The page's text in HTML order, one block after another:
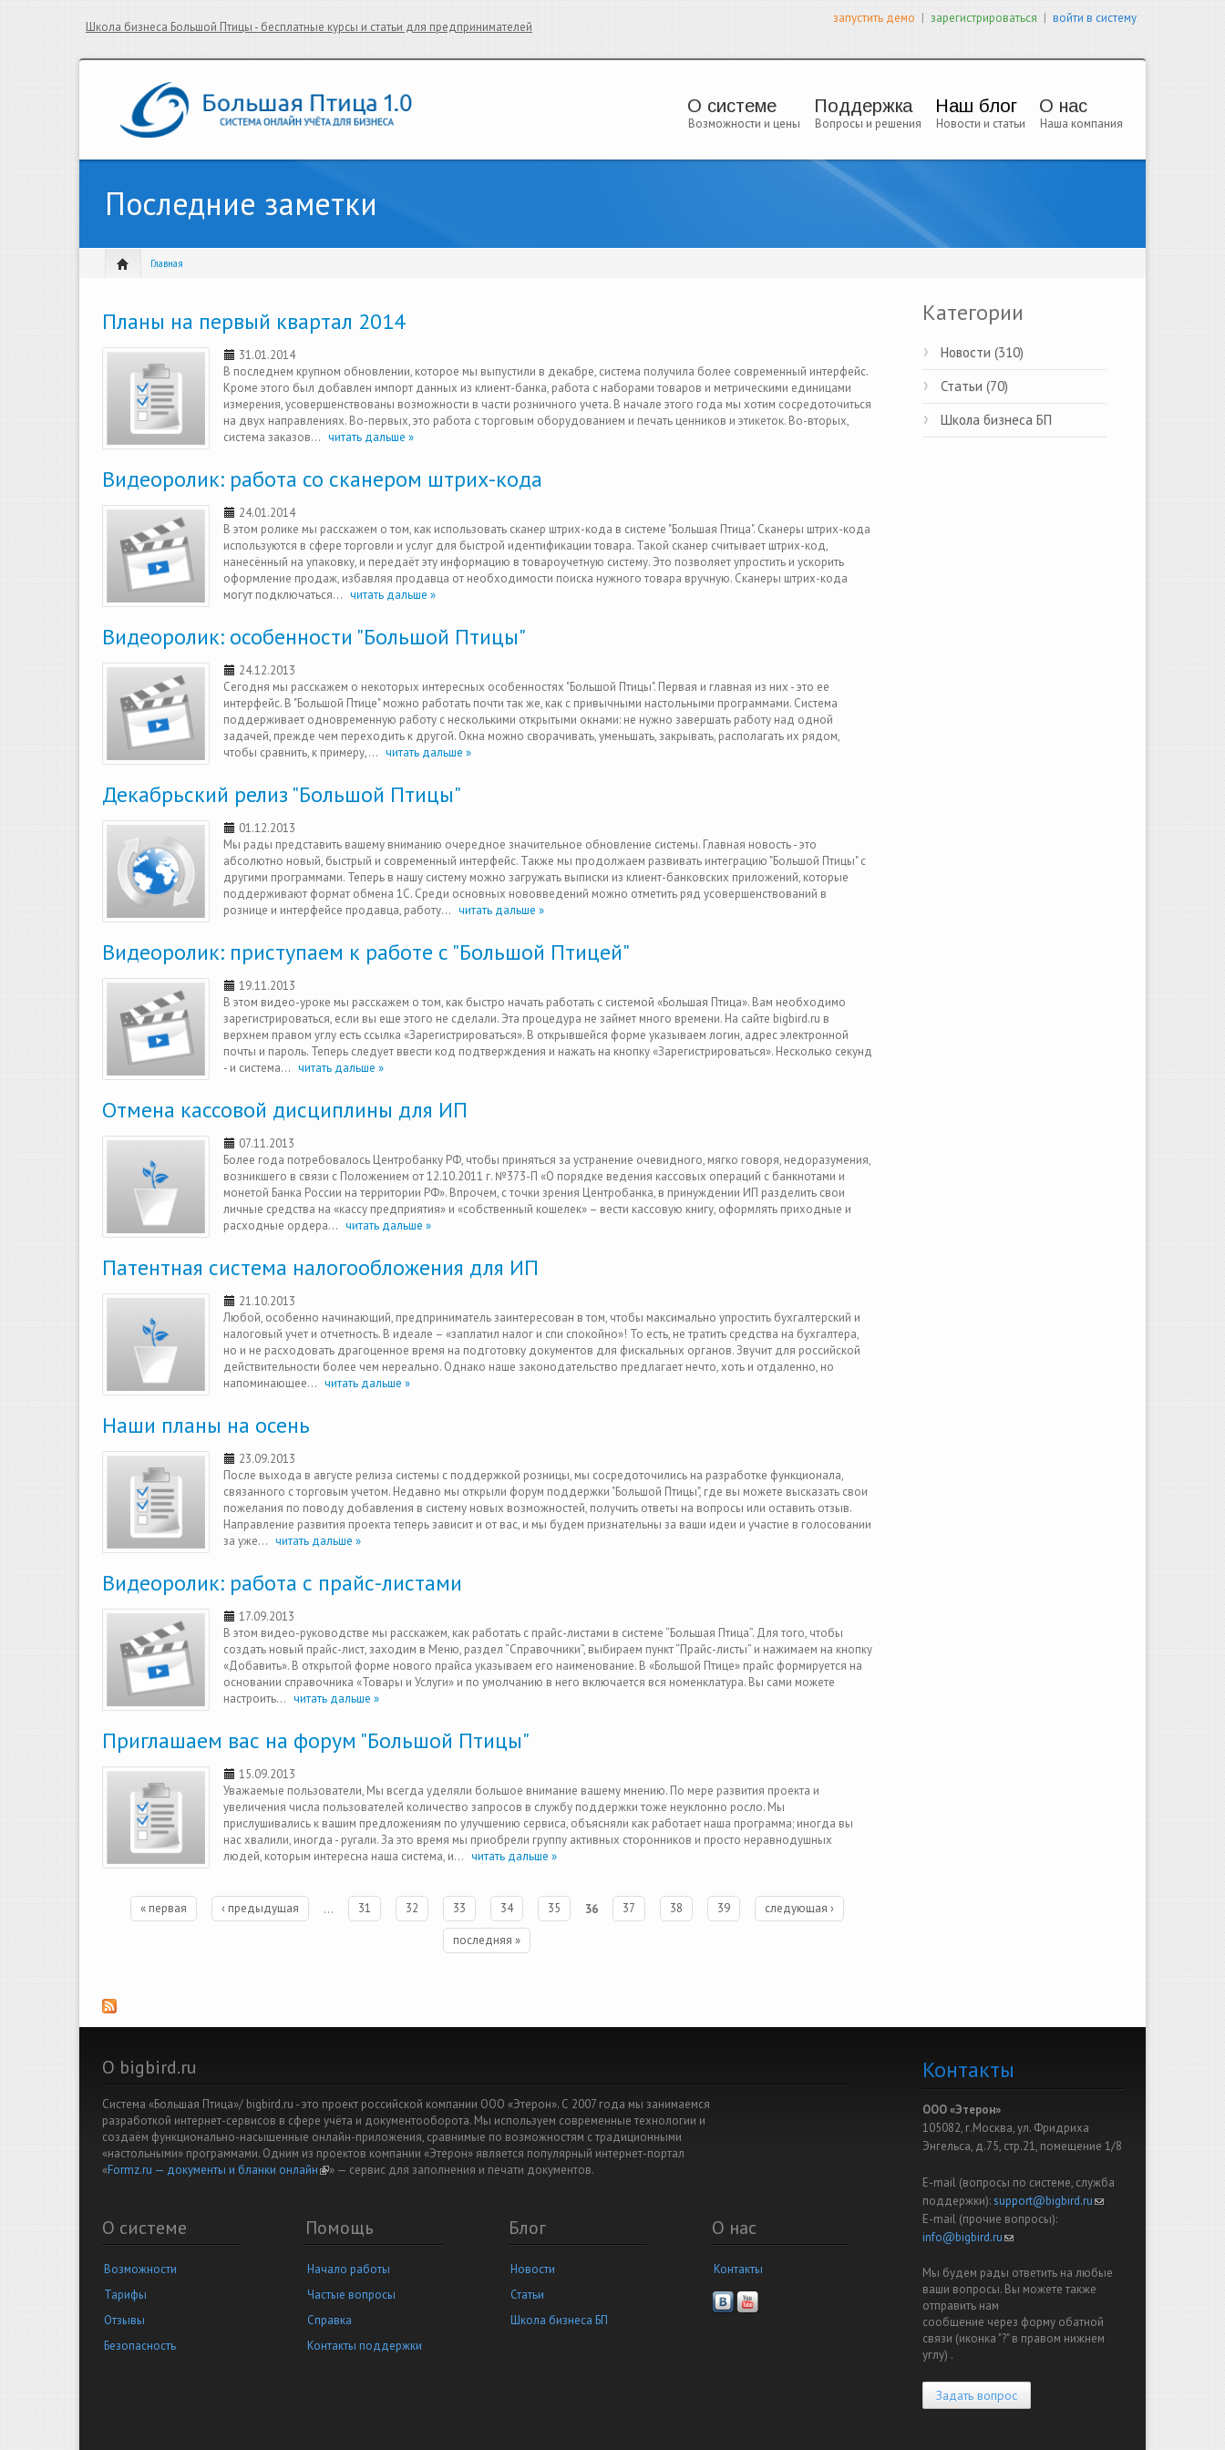
Школа бизнеса Большой Птицы - бесплатные курсы и статьи для предпринимателей
запустить демо | зарегистрироваться | войти в систему
О системе
Возможности и цены
Поддержка
Вопросы и решения
Наш блог
Новости и статьи
О нас
Наша компания
Последние заметки
Главная
Планы на первый квартал 2014
31.01.2014
В последнем крупном обновлении, которое мы выпустили в декабре, система получила более современный интерфейс.
Кроме этого был добавлен импорт данных из клиент-банка, работа с наборами товаров и метрическими единицами
измерения, усовершенствованы возможности в части розничного учета. В начале этого года мы хотим сосредоточиться
на двух направлениях. Во-первых, это работа с торговым оборудованием и печать ценников и этикеток. Во-вторых,
система заказов... читать дальше »
Видеоролик: работа со сканером штрих-кода
24.01.2014
В этом ролике мы расскажем о том, как использовать сканер штрих-кода в системе "Большая Птица". Сканеры штрих-кода
используются в сфере торговли и услуг для быстрой идентификации товара. Такой сканер считывает штрих-код,
нанесённый на упаковку, и передаёт эту информацию в товароучетную систему. Это позволяет упростить и ускорить
оформление продаж, избавляя продавца от необходимости поиска нужного товара вручную. Сканеры штрих-кода
могут подключаться... читать дальше »
Видеоролик: особенности "Большой Птицы"
24.12.2013
Сегодня мы расскажем о некоторых интересных особенностях "Большой Птицы". Первая и главная из них - это ее
интерфейс. В "Большой Птице" можно работать почти так же, как с привычными настольными программами. Система
поддерживает одновременную работу с несколькими открытыми окнами: не нужно завершать работу над одной
задачей, прежде чем переходить к другой. Окна можно сворачивать, уменьшать, закрывать, располагать их рядом,
чтобы сравнить, к примеру,... читать дальше »
Декабрьский релиз "Большой Птицы"
01.12.2013
Мы рады представить вашему вниманию очередное значительное обновление системы. Главная новость - это
абсолютно новый, быстрый и современный интерфейс. Также мы продолжаем развивать интеграцию "Большой Птицы" с
другими программами. Теперь в нашу систему можно загружать выписки из клиент-банковских приложений, которые
поддерживают формат обмена 1С. Среди основных нововведений можно отметить ряд усовершенствований в
рознице и интерфейсе продавца, работу... читать дальше »
Видеоролик: приступаем к работе с "Большой Птицей"
19.11.2013
В этом видео-уроке мы расскажем о том, как быстро начать работать с системой «Большая Птица». Вам необходимо
зарегистрироваться, если вы еще этого не сделали. Эта процедура не займет много времени. На сайте bigbird.ru в
верхнем правом углу есть ссылка «Зарегистрироваться». В открывшейся форме указываем логин, адрес электронной
почты и пароль. Теперь следует ввести код подтверждения и нажать на кнопку «Зарегистрироваться». Несколько секунд
- и система... читать дальше »
Отмена кассовой дисциплины для ИП
07.11.2013
Более года потребовалось Центробанку РФ, чтобы приняться за устранение очевидного, мягко говоря, недоразумения,
возникшего в связи с Положением от 12.10.2011 г. №373-П «О порядке ведения кассовых операций с банкнотами и
монетой Банка России на территории РФ». Впрочем, с точки зрения Центробанка, в принуждении ИП разделить свои
личные средства на «кассу предприятия» и «собственный кошелек» – вести кассовую книгу, оформлять приходные и
расходные ордера... читать дальше »
Патентная система налогообложения для ИП
21.10.2013
Любой, особенно начинающий, предприниматель заинтересован в том, чтобы максимально упростить бухгалтерский и
налоговый учет и отчетность. В идеале – «заплатил налог и спи спокойно»! То есть, не тратить средства на бухгалтера,
но и не расходовать драгоценное время на подготовку документов для фискальных органов. Звучит для российской
действительности более чем нереально. Однако наше законодательство предлагает нечто, хоть и отдаленно, но
напоминающее... читать дальше »
Наши планы на осень
23.09.2013
После выхода в августе релиза системы с поддержкой розницы, мы сосредоточились на разработке функционала,
связанного с торговым учетом. Недавно мы открыли форум поддержки "Большой Птицы", где вы можете высказать свои
пожелания по поводу добавления в систему новых возможностей, получить ответы на вопросы или оставить отзыв.
Направление развития проекта теперь зависит и от вас, и мы будем признательны за ваши идеи и участие в голосовании
за уже... читать дальше »
Видеоролик: работа с прайс-листами
17.09.2013
В этом видео-руководстве мы расскажем, как работать с прайс-листами в системе “Большая Птица”. Для того, чтобы
создать новый прайс-лист, заходим в Меню, раздел “Справочники”, выбираем пункт “Прайс-листы” и нажимаем на кнопку
«Добавить». В открытой форме нового прайса указываем его наименование. В «Большой Птице» прайс формируется на
основании справочника «Товары и Услуги» и по умолчанию в него включается вся номенклатура. Вы сами можете
настроить... читать дальше »
Приглашаем вас на форум "Большой Птицы"
15.09.2013
Уважаемые пользователи, Мы всегда уделяли большое внимание вашему мнению. По мере развития проекта и
увеличения числа пользователей количество запросов в службу поддержки тоже неуклонно росло. Мы
прислушивались к вашим предложениям по улучшению сервиса, объясняли как работает наша программа; иногда вы
нас хвалили, иногда - ругали. За это время мы приобрели группу активных сторонников и просто неравнодушных
людей, которым интересна наша система, и... читать дальше »
Страницы
« первая ‹ предыдущая … 31 32 33 34 35 36 37 38 39 следующая ›
последняя »
Категории
Новости (310)
Статьи (70)
Школа бизнеса БП
О bigbird.ru
Система «Большая Птица»/ bigbird.ru - это проект российской компании ООО «Этерон». С 2007 года мы занимаемся
разработкой интернет-сервисов в сфере учёта и документооборота. Мы используем современные технологии и
создаём функционально-насыщенные онлайн-приложения, сравнимые по возможностям с традиционными
«настольными» программами. Одним из проектов компании «Этерон» является популярный интернет-портал
«Formz.ru — документы и бланки онлайн(link is external)
» — cервис для заполнения и печати документов.
О системе
Возможности
Тарифы
Отзывы
Безопасность
Помощь
Начало работы
Частые вопросы
Справка
Контакты поддержки
Блог
Новости
Статьи
Школа бизнеса БП
О нас
Контакты
Контакты
ООО «Этерон»
105082, г.Москва, ул. Фридриха
Энгельса, д.75, стр.21, помещение 1/8
E-mail (вопросы по системе, служба
поддержки):support@bigbird.ru(link sends e-mail)
E-mail (прочие вопросы):
info@bigbird.ru(link sends e-mail)
Мы будем рады ответить на любые
ваши вопросы. Вы можете также
отправить нам
сообщение через форму обатной
связи (иконка "?" в правом нижнем
углу) .
Задать вопрос